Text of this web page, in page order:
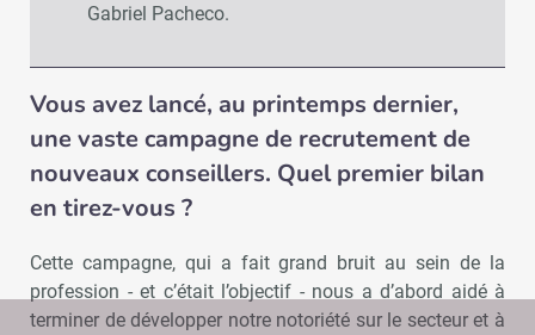
Gabriel Pacheco.
Vous avez lancé, au printemps dernier,
une vaste campagne de recrutement de
nouveaux conseillers. Quel premier bilan
en tirez-vous ?
Cette campagne, qui a fait grand bruit au sein de la
profession - et c’était l’objectif - nous a d’abord aidé à
terminer de développer notre notoriété sur le secteur et à